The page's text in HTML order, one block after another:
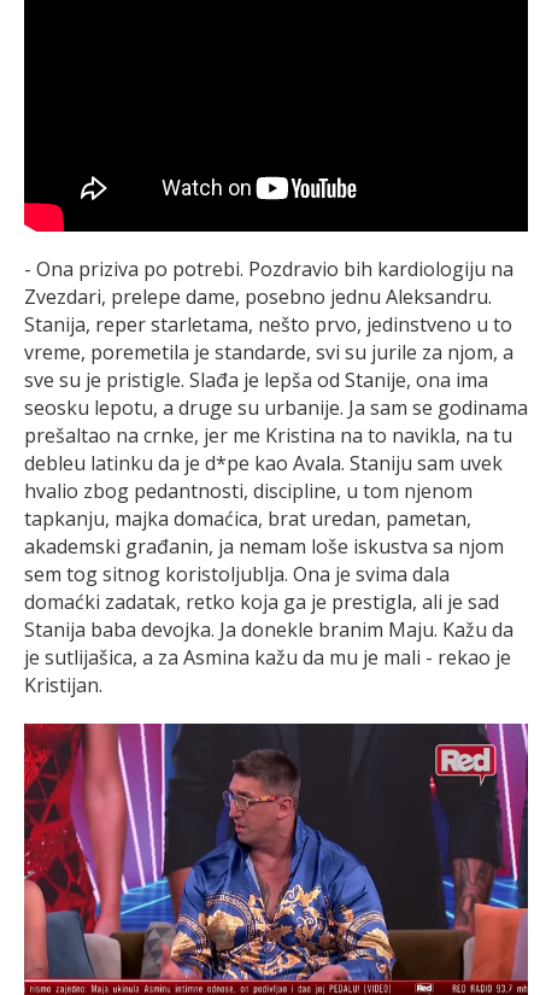
- Ona priziva po potrebi. Pozdravio bih kardiologiju na
Zvezdari, prelepe dame, posebno jednu Aleksandru.
Stanija, reper starletama, nešto prvo, jedinstveno u to
vreme, poremetila je standarde, svi su jurile za njom, a
sve su je pristigle. Slađa je lepša od Stanije, ona ima
seosku lepotu, a druge su urbanije. Ja sam se godinama
prešaltao na crnke, jer me Kristina na to navikla, na tu
debleu latinku da je d*pe kao Avala. Staniju sam uvek
hvalio zbog pedantnosti, discipline, u tom njenom
tapkanju, majka domaćica, brat uredan, pametan,
akademski građanin, ja nemam loše iskustva sa njom
sem tog sitnog koristoljublja. Ona je svima dala
domaćki zadatak, retko koja ga je prestigla, ali je sad
Stanija baba devojka. Ja donekle branim Maju. Kažu da
je sutlijašica, a za Asmina kažu da mu je mali - rekao je
Kristijan.